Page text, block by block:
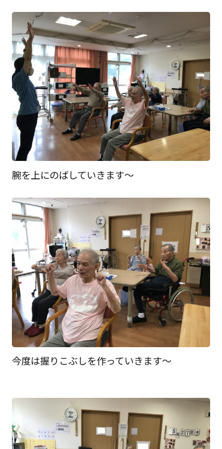
腕を上にのばしていきます～
今度は握りこぶしを作っていきます～